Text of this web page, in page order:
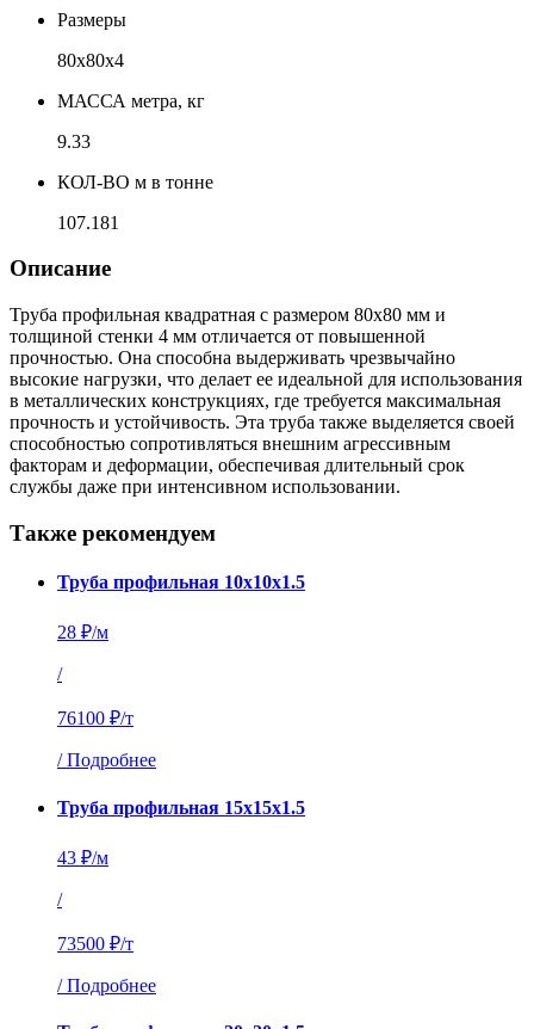
Размеры
80х80х4
МАССА метра, кг
9.33
КОЛ-ВО м в тонне
107.181
Описание
Труба профильная квадратная с размером 80x80 мм и
толщиной стенки 4 мм отличается от повышенной
прочностью. Она способна выдерживать чрезвычайно
высокие нагрузки, что делает ее идеальной для использования
в металлических конструкциях, где требуется максимальная
прочность и устойчивость. Эта труба также выделяется своей
способностью сопротивляться внешним агрессивным
факторам и деформации, обеспечивая длительный срок
службы даже при интенсивном использовании.
Также рекомендуем
Труба профильная 10х10х1.5
28 ₽/м
/
76100 ₽/т
/ Подробнее
Труба профильная 15х15х1.5
43 ₽/м
/
73500 ₽/т
/ Подробнее